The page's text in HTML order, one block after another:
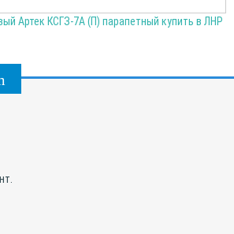
Артек КСГЗ-7А (П) парапетный купить в ЛНР